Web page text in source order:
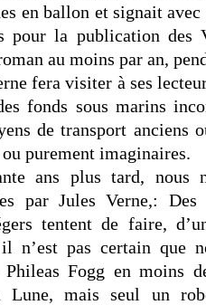
en ballon et signait
pour la publication des
au moins par an,
fera visiter à ses
fonds sous marins
de transport anciens
purement imaginaires.
ans plus tard, nous
par Jules Verne,: Des
tentent de faire,
n’est pas certain que
Phileas Fogg en moins
mais seul un